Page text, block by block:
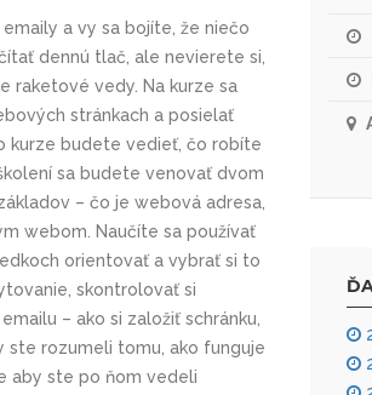
a vy sa bojíte, že niečo
dennú tlač, ale nevierete si,
raketové vedy. Na kurze sa
stránkach a posielať
kurze budete vedieť, čo robíte
sa budete venovať dvom
– čo je webová adresa,
webom. Naučíte sa používať
orientovať a vybrať si to
skontrolovať si
– ako si založiť schránku,
ste rozumeli tomu, ako funguje
aby ste po ňom vedeli